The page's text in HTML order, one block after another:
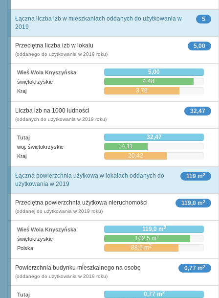
5
Łączna liczba izb w mieszkaniach oddanych do użytkowania w
2019
5,00
Przeciętna liczba izb w lokalu
(oddanego do użytkowania w 2019 roku)
Wieś Wola Knyszyńska 5,00
świętokrzyskie 4,48
Kraj 3,78
32,47
Liczba izb na 1000 ludności
(oddanych do użytkowania w 2019 roku)
Tutaj 32,47
woj. świętokrzyskie 14,11
Kraj 20,42
119 m2
Łączna powierzchnia użytkowa w lokalach oddanych do
użytkowania w 2019
119,0 m2
Przeciętna powierzchnia użytkowa nieruchomości
(oddanej do użytkowania w 2019 roku)
Wieś Wola Knyszyńska 119,0 m2
świętokrzyskie 102,5 m2
Polska 88,6 m2
0,77 m2
Powierzchnia budynku mieszkalnego na osobę
(oddanego do użytkowania w 2019 roku)
Tutaj 0,77 m2